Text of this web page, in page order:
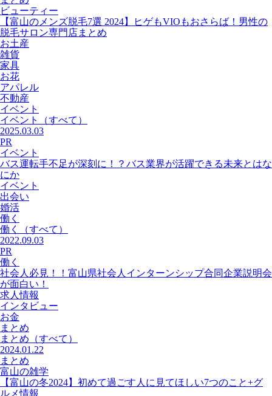
ビューティー
【富山のメンズ脱毛7選 2024】ヒゲもVIOもおさらば！男性の
脱毛サロン専門店まとめ
お土産
雑貨
家具
お花
アパレル
不動産
イベント
イベント
（すべて）
2025.03.03
PR
イベント
バス運転手不足が深刻に！？バス業界が活躍できる未来とはな
にか
イベント
出会い
婚活
働く
働く
（すべて）
2022.09.03
PR
働く
社会人必見！！富山県社会人インターンシップ合同企業説明会
が面白い！
求人情報
インタビュー
お金
まとめ
まとめ （すべて）
2024.01.22
まとめ
富山の雑学
【富山の冬2024】初めて過ごす人に見てほしい7つのこと+グ
ルメ情報